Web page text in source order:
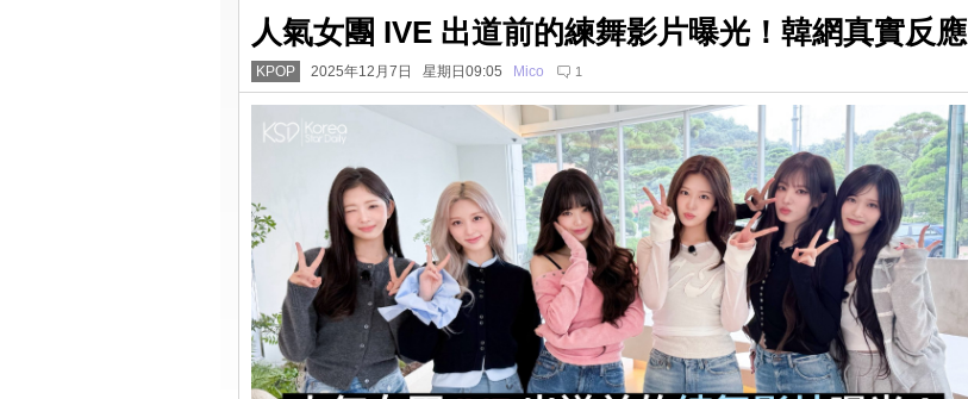
人氣女團 IVE 出道前的練舞影片曝光！韓網真實反應
KPOP 2025年12月7日 星期日09:05 Mico 1